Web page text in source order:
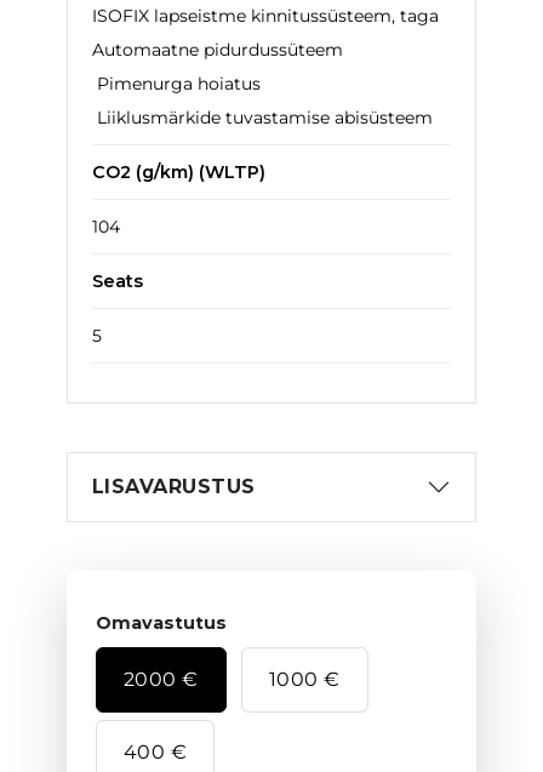
ISOFIX lapseistme kinnitussüsteem, taga
Automaatne pidurdussüteem
Pimenurga hoiatus
Liiklusmärkide tuvastamise abisüsteem
CO2 (g/km) (WLTP)
104
Seats
5
LISAVARUSTUS
Omavastutus
2000 € 1000 €
400 €